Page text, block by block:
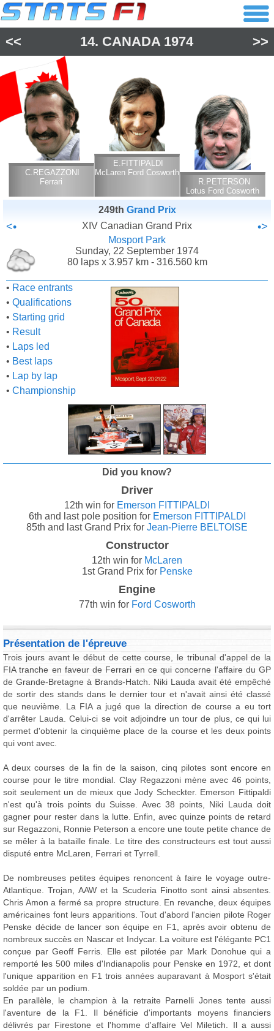
<< 14. CANADA 1974 >>
C.REGAZZONI
Ferrari
E.FITTIPALDI
McLaren Ford Cosworth
R.PETERSON
Lotus Ford Cosworth
249th Grand Prix
<• XIV Canadian Grand Prix •>
Mosport Park
Sunday, 22 September 1974
80 laps x 3.957 km - 316.560 km
• Race entrants
• Qualifications
• Starting grid
• Result
• Laps led
• Best laps
• Lap by lap
• Championship
Did you know?
Driver
12th win for Emerson FITTIPALDI
6th and last pole position for Emerson FITTIPALDI
85th and last Grand Prix for Jean-Pierre BELTOISE
Constructor
12th win for McLaren
1st Grand Prix for Penske
Engine
77th win for Ford Cosworth
Présentation de l'épreuve
Trois jours avant le début de cette course, le tribunal d'appel de la
FIA tranche en faveur de Ferrari en ce qui concerne l'affaire du GP
de Grande-Bretagne à Brands-Hatch. Niki Lauda avait été empêché
de sortir des stands dans le dernier tour et n'avait ainsi été classé
que neuvième. La FIA a jugé que la direction de course a eu tort
d'arrêter Lauda. Celui-ci se voit adjoindre un tour de plus, ce qui lui
permet d'obtenir la cinquième place de la course et les deux points
qui vont avec.
A deux courses de la fin de la saison, cinq pilotes sont encore en
course pour le titre mondial. Clay Regazzoni mène avec 46 points,
soit seulement un de mieux que Jody Scheckter. Emerson Fittipaldi
n'est qu'à trois points du Suisse. Avec 38 points, Niki Lauda doit
gagner pour rester dans la lutte. Enfin, avec quinze points de retard
sur Regazzoni, Ronnie Peterson a encore une toute petite chance de
se mêler à la bataille finale. Le titre des constructeurs est tout aussi
disputé entre McLaren, Ferrari et Tyrrell.
De nombreuses petites équipes renoncent à faire le voyage outre-
Atlantique. Trojan, AAW et la Scuderia Finotto sont ainsi absentes.
Chris Amon a fermé sa propre structure. En revanche, deux équipes
américaines font leurs apparitions. Tout d'abord l'ancien pilote Roger
Penske décide de lancer son équipe en F1, après avoir obtenu de
nombreux succès en Nascar et Indycar. La voiture est l'élégante PC1
conçue par Geoff Ferris. Elle est pilotée par Mark Donohue qui a
remporté les 500 miles d'Indianapolis pour Penske en 1972, et dont
l'unique apparition en F1 trois années auparavant à Mosport s'était
soldée par un podium.
En parallèle, le champion à la retraite Parnelli Jones tente aussi
l'aventure de la F1. Il bénéficie d'importants moyens financiers
délivrés par Firestone et l'homme d'affaire Vel Miletich. Il a aussi